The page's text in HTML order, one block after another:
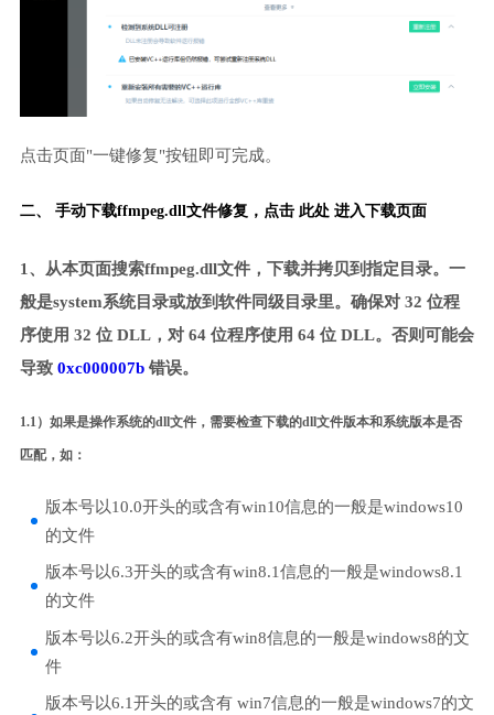
点击页面"一键修复"按钮即可完成。
二、 手动下载ffmpeg.dll文件修复， 点击 此处 进入下载页面
1、从本页面搜索ffmpeg.dll文件，下载并拷贝到指定目录。一
般是system系统目录或放到软件同级目录里。确保对 32 位程
序使用 32 位 DLL，对 64 位程序使用 64 位 DLL。否则可能会
导致 0xc000007b错误。
1.1）如果是操作系统的dll文件，需要检查下载的dll文件版本和系统版本是否
匹配，如：
版本号以10.0开头的或含有win10信息的一般是windows10
的文件
版本号以6.3开头的或含有win8.1信息的一般是windows8.1
的文件
版本号以6.2开头的或含有win8信息的一般是windows8的文
件
版本号以6.1开头的或含有 win7信息的一般是windows7的文